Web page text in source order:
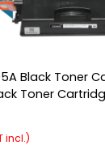
Black Toner
Toner
incl.)